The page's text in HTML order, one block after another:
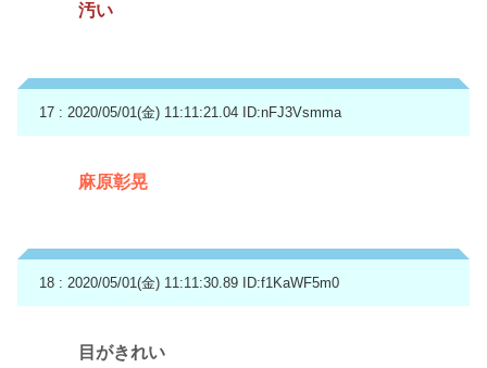
汚い
17 : 2020/05/01(金) 11:11:21.04 ID:nFJ3Vsmma
麻原彰晃
18 : 2020/05/01(金) 11:11:30.89 ID:f1KaWF5m0
目がきれい